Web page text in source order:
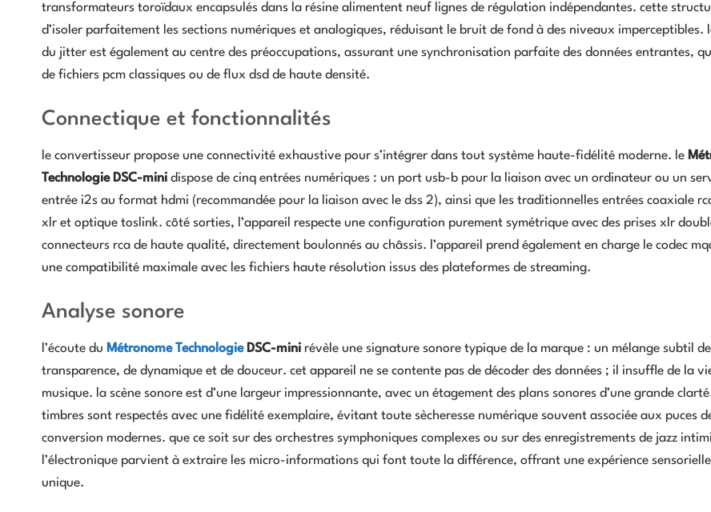
transformateurs toroïdaux encapsulés dans la résine alimentent neuf lignes de régulation indépendantes. cette
d’isoler parfaitement les sections numériques et analogiques, réduisant le bruit de fond à des niveaux imperceptibles.
du jitter est également au centre des préoccupations, assurant une synchronisation parfaite des données entrantes,
de fichiers pcm classiques ou de flux dsd de haute densité.
Connectique et fonctionnalités
le convertisseur propose une connectivité exhaustive pour s’intégrer dans tout système haute-fidélité moderne. le
Technologie DSC-mini dispose de cinq entrées numériques : un port usb-b pour la liaison avec un ordinateur ou un
entrée i2s au format hdmi (recommandée pour la liaison avec le dss 2), ainsi que les traditionnelles entrées coaxiale
xlr et optique toslink. côté sorties, l’appareil respecte une configuration purement symétrique avec des prises xlr
connecteurs rca de haute qualité, directement boulonnés au châssis. l’appareil prend également en charge le codec
une compatibilité maximale avec les fichiers haute résolution issus des plateformes de streaming.
Analyse sonore
l’écoute du Métronome TechnologieDSC-mini révèle une signature sonore typique de la marque : un mélange subtil de
transparence, de dynamique et de douceur. cet appareil ne se contente pas de décoder des données ; il insuffle de la
musique. la scène sonore est d’une largeur impressionnante, avec un étagement des plans sonores d’une grande
timbres sont respectés avec une fidélité exemplaire, évitant toute sècheresse numérique souvent associée aux puces
conversion modernes. que ce soit sur des orchestres symphoniques complexes ou sur des enregistrements de jazz
l’électronique parvient à extraire les micro-informations qui font toute la différence, offrant une expérience
unique.